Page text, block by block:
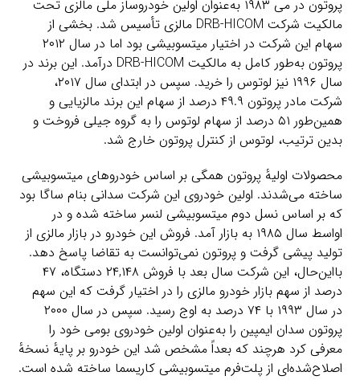
پروتون در می ۱۹۸۳ به‌عنوان اولین خودروساز ملی مالزی تحت
مالکیت شرکت DRB-HICOM مالزی تأسیس شد. بخشی از
سهام این شرکت در اختیار میتسوبیشی بود اما در سال ۲۰۱۲
پروتون به‌طور کامل به مالکیت DRB-HICOM درآمد. این برند در
سال ۱۹۹۶ نیز لوتوس را خرید. سپس در ابتدای سال ۲۰۱۷،
شرکت مادر پروتون ۴۹.۹ درصد از سهام این برند مالزیایی و
همین‌طور ۵۱ درصد از سهام لوتوس را به گروه جیلی فروخت و
بدین ترتیب، لوتوس از کنترل پروتون خارج شد.
محصولات اولیهٔ پروتون همگی بر اساس خودروهای میتسوبیشی
ساخته می‌شدند. اولین خودروی این شرکت سدانی بنام ساگا بود
که بر اساس نسل دوم میتسوبیشی لنسر ساخته شده و در
اواسط سال ۱۹۸۵ به بازار آمد. فروش این خودرو در بازار مالزی از
تولید پیشی گرفت و پروتون نمی‌توانست به تقاضا پاسخ دهد.
بااین‌حال، این شرکت سال بعد با فروش ۲۴,۱۴۸ دستگاه، ۴۷
درصد از سهم بازار خودرو مالزی را در اختیار گرفت که این سهم
در سال ۱۹۹۳ با ۷۴ درصد به اوج رسید. سپس در سال ۲۰۰۰
پروتون سدان ایمپین را به‌عنوان اولین خودروی بومی خود را
معرفی کرد هرچند که بعداً مشخص شد این خودرو بر پایهٔ نسخهٔ
اصلاح‌شده‌ای از پلت‌فرم میتسوبیشی کاریسما ساخته شده است.